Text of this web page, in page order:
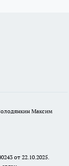
Максим
от 22.10.2025.